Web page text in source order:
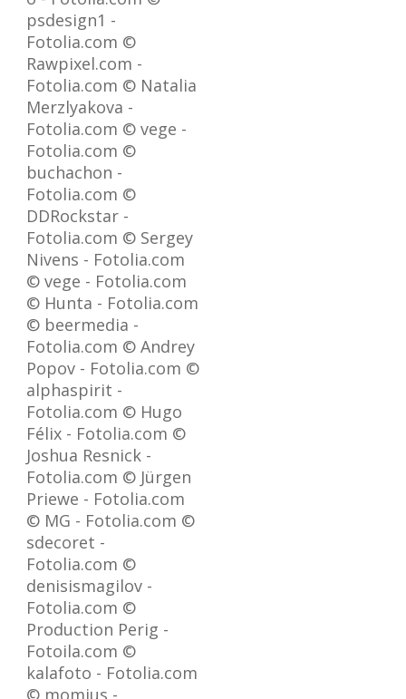
psdesign1 -
Fotolia.com ©
Rawpixel.com -
Fotolia.com © Natalia
Merzlyakova -
Fotolia.com © vege -
Fotolia.com ©
buchachon -
Fotolia.com ©
DDRockstar -
Fotolia.com © Sergey
Nivens - Fotolia.com
© vege - Fotolia.com
© Hunta - Fotolia.com
© beermedia -
Fotolia.com © Andrey
Popov - Fotolia.com ©
alphaspirit -
Fotolia.com © Hugo
Félix - Fotolia.com ©
Joshua Resnick -
Fotolia.com © Jürgen
Priewe - Fotolia.com
© MG - Fotolia.com ©
sdecoret -
Fotolia.com ©
denisismagilov -
Fotolia.com ©
Production Perig -
Fotoila.com ©
kalafoto - Fotolia.com
© momius -